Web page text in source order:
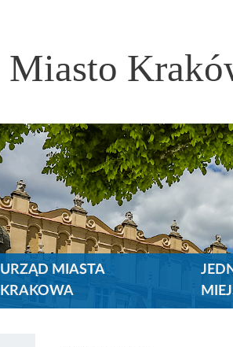
Miasto
URZĄD MIASTA
KRAKOWA